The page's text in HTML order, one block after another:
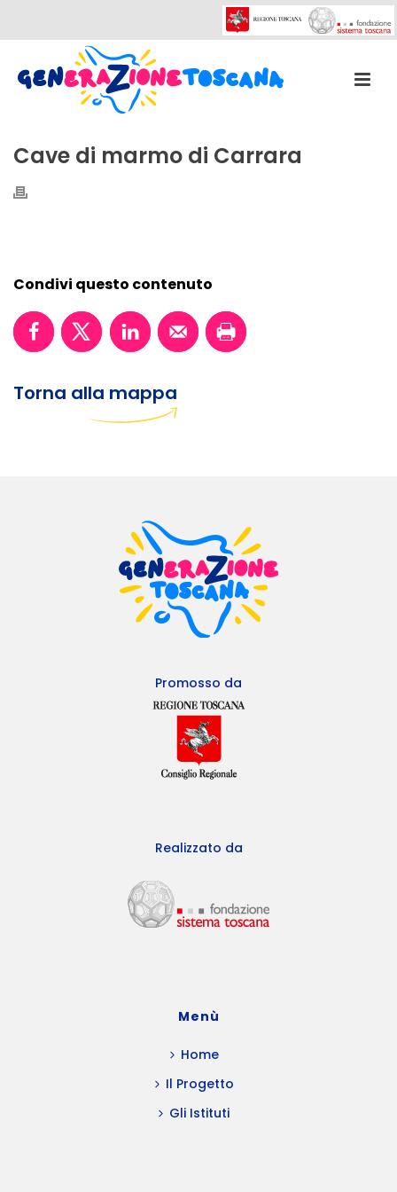
Cave di marmo di Carrara
Condivi questo contenuto
Torna alla mappa
Promosso da
Realizzato da
Menù
Home
Il Progetto
Gli Istituti